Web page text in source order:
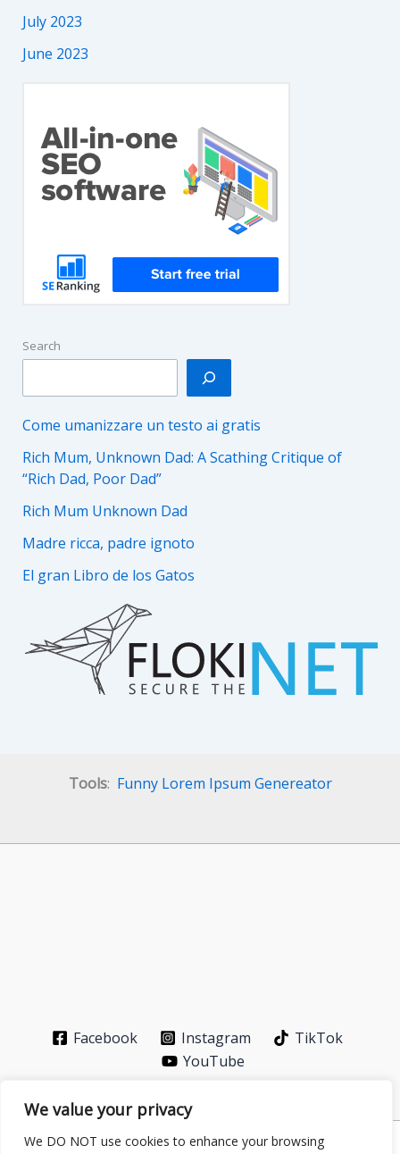
We value your privacy
We DO NOT use cookies to enhance your browsing
July 2023
June 2023
Search
Come umanizzare un testo ai gratis
Rich Mum, Unknown Dad: A Scathing Critique of
“Rich Dad, Poor Dad”
Rich Mum Unknown Dad
Madre ricca, padre ignoto
El gran Libro de los Gatos
Tools: Funny Lorem Ipsum Genereator
Facebook Instagram
TikTok
YouTube